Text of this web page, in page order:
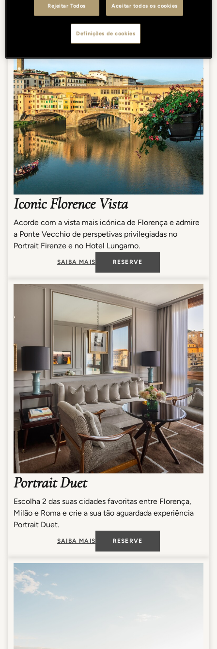
Iconic Florence Vista
Acorde com a vista mais icónica de Florença e admire
a Ponte Vecchio de perspetivas privilegiadas no
Portrait Firenze e no Hotel Lungarno.
SAIBA MAIS RESERVE
Portrait Duet
Escolha 2 das suas cidades favoritas entre Florença,
Milão e Roma e crie a sua tão aguardada experiência
Portrait Duet.
SAIBA MAIS RESERVE
Rejeitar Todos Aceitar todos os cookies
Definições de cookies